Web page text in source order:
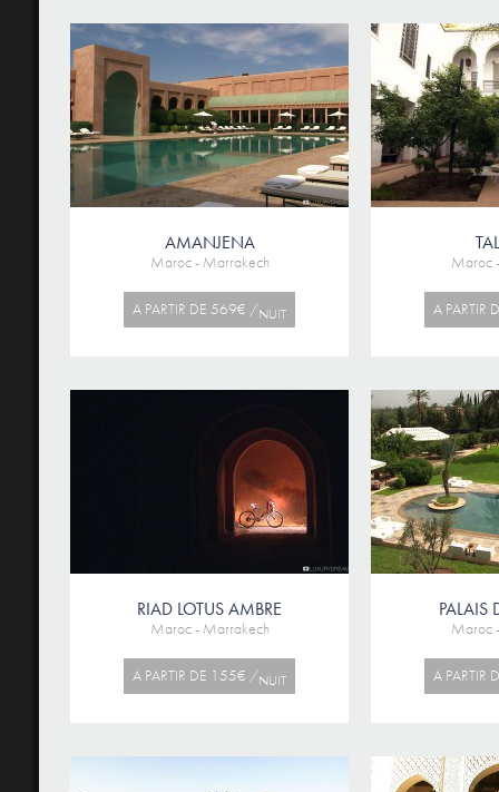
AMANJENA
Maroc - Marrakech
A PARTIR DE 569€ /NUIT
Maroc
A
RIAD LOTUS AMBRE
Maroc - Marrakech
A PARTIR DE 155€ /NUIT
PALAIS
Maroc
A